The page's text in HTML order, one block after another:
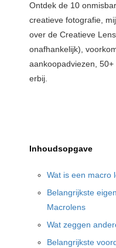
Ontdek de 10
creatieve fotografie,
over de Creatieve
onafhankelijk),
aankoopadviezen, 50+
erbij.
Inhoudsopgave
Wat is een macro
Belangrijkste
Macrolens
Wat zeggen
Belangrijkste